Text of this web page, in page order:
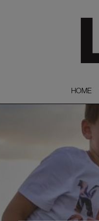
HOME
HOME